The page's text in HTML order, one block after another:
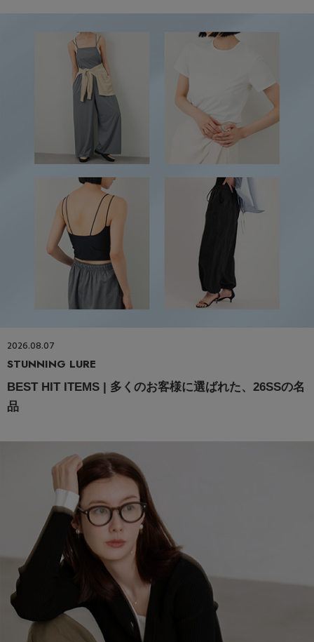
2026.08.07
STUNNING LURE
BEST HIT ITEMS | 多くのお客様に選ばれた、26SSの名
品